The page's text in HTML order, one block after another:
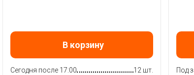
В корзину
Сегодня после 17:00
12 шт.
Под